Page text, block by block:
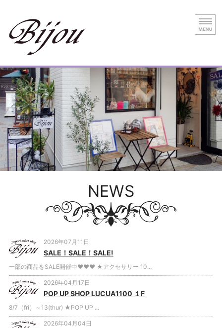
神戸元町のインポートセレクトショッ
HOME
Necklace
Pierce
Other Items
NEWS
2026年07月11日
SALE！SALE！SALE!
一部の商品をSALE開催中❤❤❤ ★アクセサリー 10...
2026年04月17日
POP UP SHOP LUCUA1100 １F
8/7（fri）～13(thur) ★POP UP ...
2026年04月04日